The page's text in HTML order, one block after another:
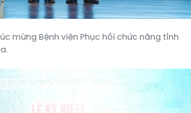
mừng Bệnh viện Phục hồi chức năng tỉnh